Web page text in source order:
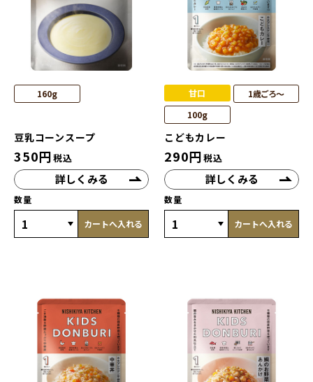
160g
豆乳コーンスープ
350円税込
詳しくみる
数量
カートへ入れる
甘口
1歳ごろ～
100g
こどもカレー
290円税込
詳しくみる
数量
カートへ入れる